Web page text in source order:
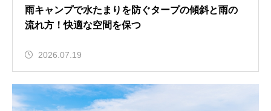
雨キャンプで水たまりを防ぐタープの傾斜と雨の
流れ方！快適な空間を保つ
2026.07.19